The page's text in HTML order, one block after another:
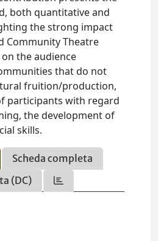
both quantitative and
the strong impact
Community Theatre
the audience
that do not
fruition/production,
participants with regard
the development of
skills.
Scheda completa
(DC)